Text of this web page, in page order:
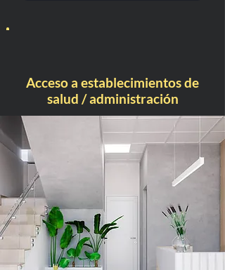
Acceso a establecimientos de
salud / administración